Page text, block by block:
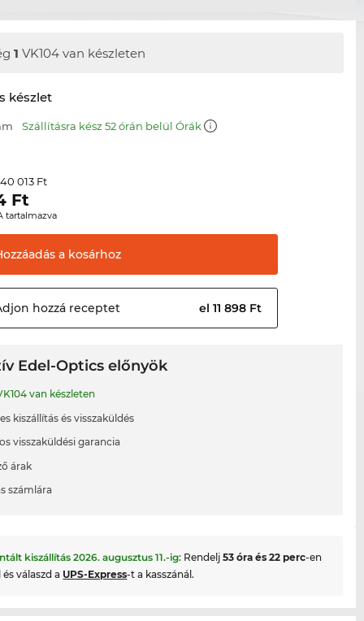
1 VK104 van készleten
készlet
Szállításra kész 52 órán belül Órák
40 013 Ft
Ft
tartalmazva
a kosárhoz
hozzá receptet el 11 898 Ft
Edel-Optics előnyök
van készleten
kiszállítás és visszaküldés
visszaküldési garancia
árak
számlára
kiszállítás2026. augusztus 11.-ig: Rendelj53 óra és 22 perc-en
és válaszd a UPS-Express-t a kasszánál.